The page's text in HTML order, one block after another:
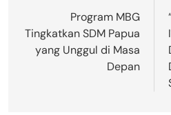
navigation
Program MBG
Tingkatkan SDM Papua
yang Unggul di Masa
Depan